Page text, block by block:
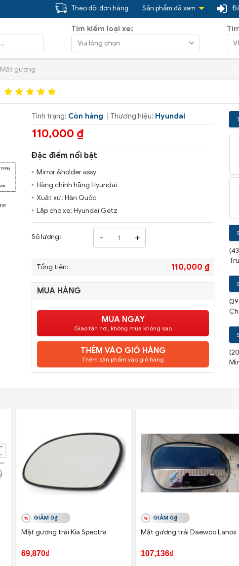
Sản phẩm đã xem
Theo dõi đơn hàng
Tìm kiếm loại xe:
Mặt gương
Tình trạng: Còn hàng | Thương hiệu: Hyundai
110,000 ₫
Đặc điểm nổi bật
Mirror &holder assy
Hàng chính hãng Hyundai
Xuất xứ: Hàn Quốc
Lắp cho xe: Hyundai Getz
Số lượng: - +
Tổng tiền: 110,000 ₫
MUA HÀNG
MUA NGAY
Giao tận nơi, không mua không sao
THÊM VÀO GIỎ HÀNG
Thêm sản phẩm vào giỏ hàng
GIẢM 0₫
Mặt gương trái Kia Spectra
69,870₫
GIẢM 0₫
Mặt gương trái Daewoo Lanos
107,136₫